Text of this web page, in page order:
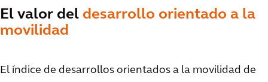
El valor del desarrollo orientado a la
movilidad
El índice de desarrollos orientados a la movilidad de